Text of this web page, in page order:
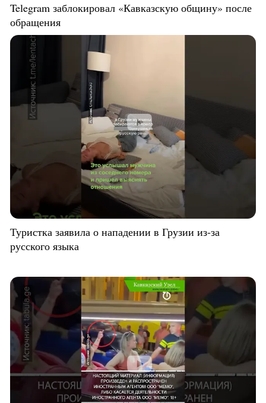
Telegram заблокировал «Кавказскую общину» после
обращения
Туристка заявила о нападении в Грузии из-за
русского языка